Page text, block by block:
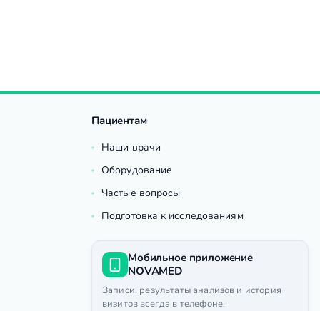
Пациентам
Наши врачи
Оборудование
Частые вопросы
Подготовка к исследованиям
Мобильное приложение
NOVAMED
Записи, результаты анализов и история
визитов всегда в телефоне.